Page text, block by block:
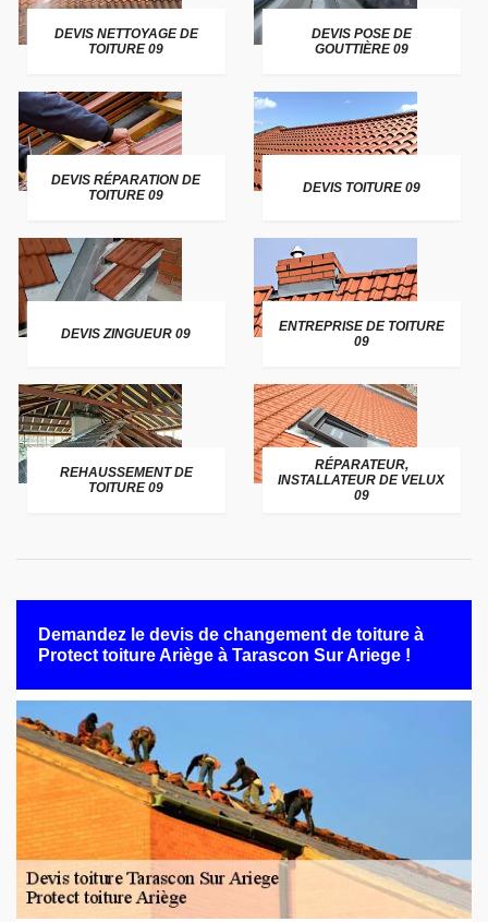
DEVIS NETTOYAGE DE
TOITURE 09
DEVIS POSE DE
GOUTTIÈRE 09
DEVIS RÉPARATION DE
TOITURE 09
DEVIS TOITURE 09
DEVIS ZINGUEUR 09
ENTREPRISE DE TOITURE
09
REHAUSSEMENT DE
TOITURE 09
RÉPARATEUR,
INSTALLATEUR DE VELUX
09
Demandez le devis de changement de toiture à
Protect toiture Ariège à Tarascon Sur Ariege !